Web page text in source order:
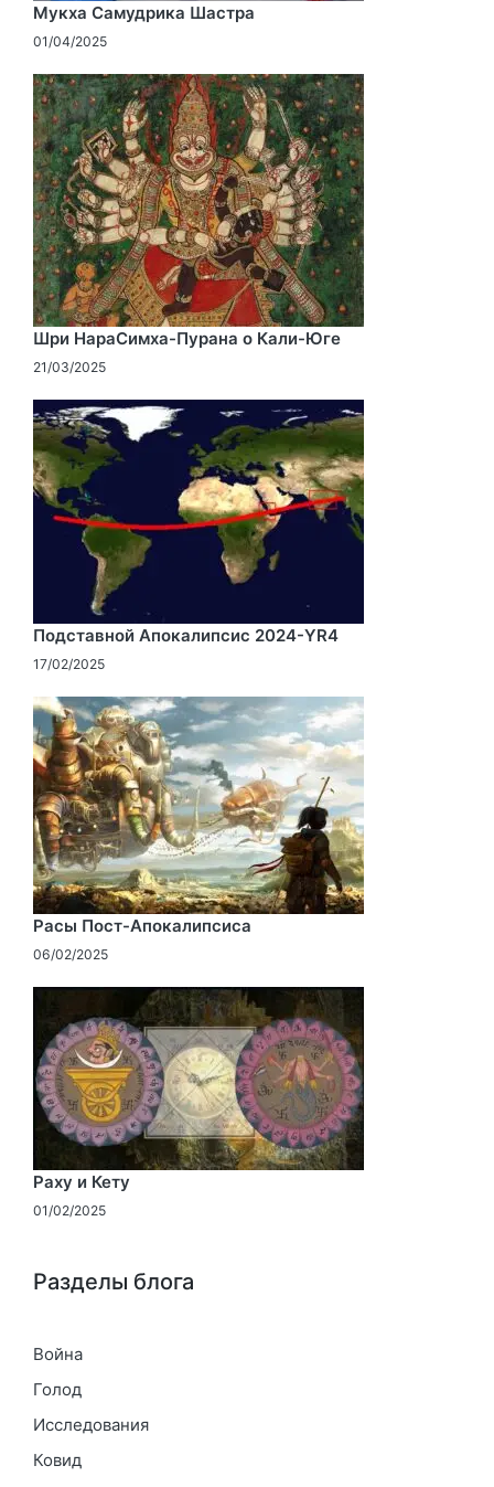
Мукха Самудрика Шастра
01/04/2025
Шри НараСимха-Пурана о Кали-Юге
21/03/2025
Подставной Апокалипсис 2024-YR4
17/02/2025
Расы Пост-Апокалипсиса
06/02/2025
Раху и Кету
01/02/2025
Разделы блога
Война
Голод
Исследования
Ковид